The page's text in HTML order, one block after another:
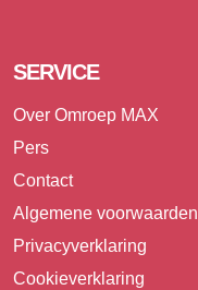
SERVICE
Over Omroep MAX
Pers
Contact
Algemene voorwaarden
Privacyverklaring
Cookieverklaring